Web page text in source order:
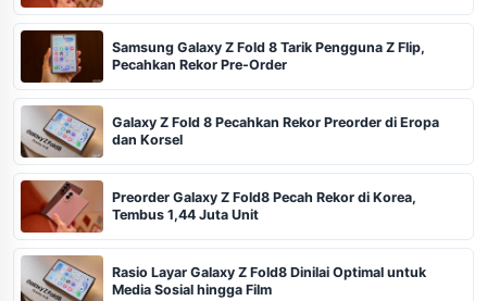
Samsung Galaxy Z Fold 8 Tarik Pengguna Z Flip,
Pecahkan Rekor Pre-Order
Galaxy Z Fold 8 Pecahkan Rekor Preorder di Eropa
dan Korsel
Preorder Galaxy Z Fold8 Pecah Rekor di Korea,
Tembus 1,44 Juta Unit
Rasio Layar Galaxy Z Fold8 Dinilai Optimal untuk
Media Sosial hingga Film